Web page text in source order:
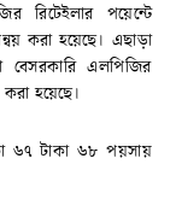
রিটেইলার পয়েন্টে
করা হয়েছে। এছাড়া
বেসরকারি এলপিজির
হয়েছে।
৬৭ টাকা ৬৮ পয়সায়